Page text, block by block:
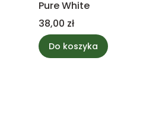
Pure White
Cena
38,00 zł
Do koszyka